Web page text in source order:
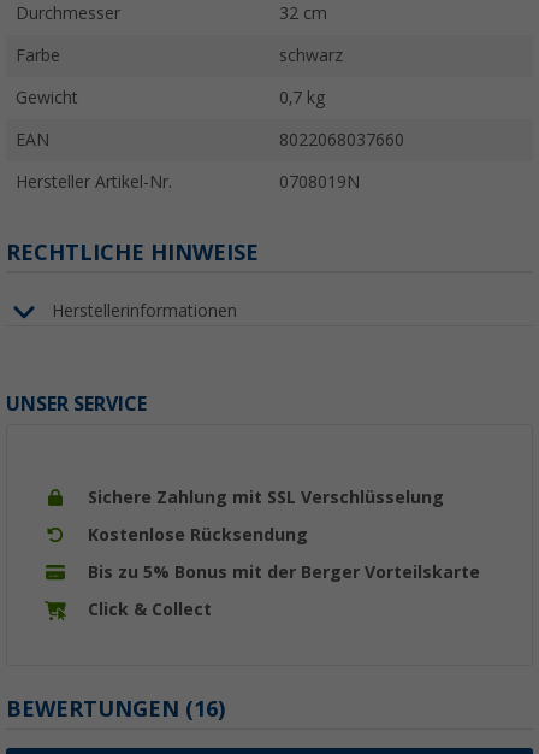
Durchmesser 32 cm
Farbe schwarz
Gewicht 0,7 kg
EAN 8022068037660
Hersteller Artikel-Nr. 0708019N
RECHTLICHE HINWEISE
Herstellerinformationen
UNSER SERVICE
Sichere Zahlung mit SSL Verschlüsselung
Kostenlose Rücksendung
Bis zu 5% Bonus mit der Berger Vorteilskarte
Click & Collect
BEWERTUNGEN (16)